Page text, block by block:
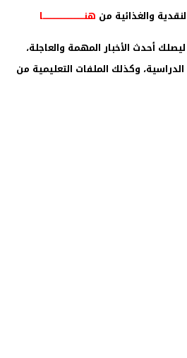
والغذائية من هنـــــــــــــــــــــــــــــا
أحدث الأخبار المهمة والعاجلة،
وكذلك الملفات التعليمية من